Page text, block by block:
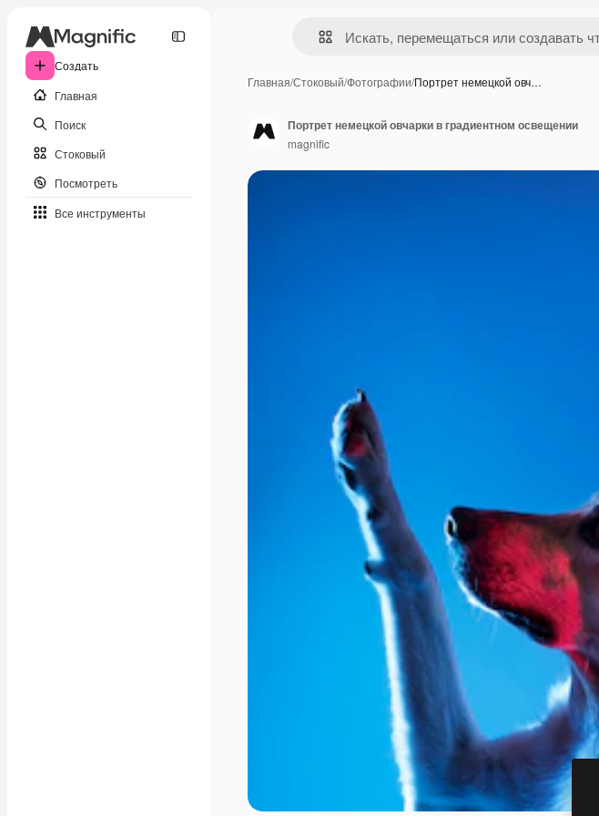
Создать
Главная
Поиск
Стоковый
Посмотреть
Все инструменты
Главная/Стоковый/Фотографии/Портрет немецкой овч…
Портрет немецкой овчарки в градиентном освещении
magnific